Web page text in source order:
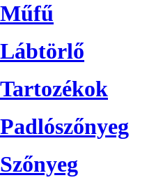
Műfű
Lábtörlő
Tartozékok
Padlószőnyeg
Szőnyeg